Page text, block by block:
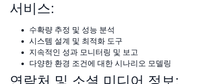
서비스:
수확량 추정 및 성능 분석
시스템 설계 및 최적화 도구
지속적인 성과 모니터링 및 보고
다양한 환경 조건에 대한 시나리오 모델링
연락처 및 소셜 미디어 정보: